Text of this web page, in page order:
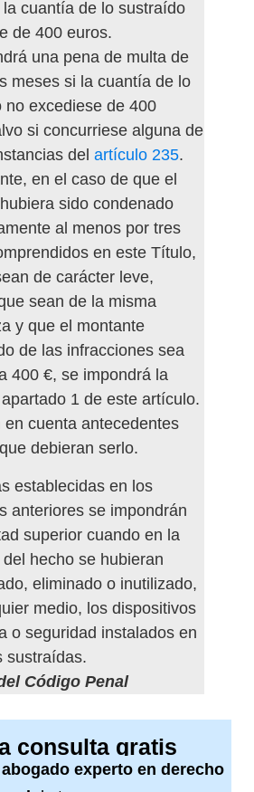
la cuantía de lo sustraído
de 400 euros.
una pena de multa de
meses si la cuantía de lo
no excediese de 400
si concurriese alguna de
del artículo 235.
en el caso de que el
sido condenado
al menos por tres
en este Título,
de carácter leve,
sean de la misma
y que el montante
de las infracciones sea
400 €, se impondrá la
1 de este artículo.
en cuenta antecedentes
debieran serlo.
establecidas en los
anteriores se impondrán
superior cuando en la
hecho se hubieran
eliminado o inutilizado,
medio, los dispositivos
o seguridad instalados en
sustraídas.
Código Penal
consulta gratis
abogado experto en derecho